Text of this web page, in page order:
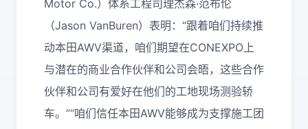
Motor Co.）体系工程司理杰森·范布伦
（Jason VanBuren）表明：“跟着咱们持续推
动本田AWV渠道，咱们期望在CONEXPO上
与潜在的商业合作伙伴和公司会晤，这些合作
伙伴和公司有爱好在他们的工地现场测验轿
车。”“咱们信任本田AWV能够成为支撑施工团